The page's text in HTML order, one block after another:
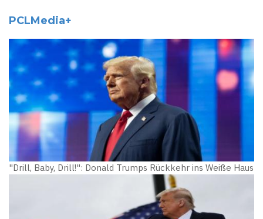
PCLMedia+
"Drill, Baby, Drill!": Donald Trumps Rückkehr ins Weiße Haus